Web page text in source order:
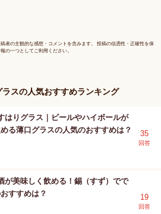
刻印 人気 ブランド
者の主観的な感想・コメントを含みます。 投稿の信憑性・正確性を保
の一つとしてご利用ください。
ラスの人気おすすめランキング
はりグラス｜ビールやハイボールが
る薄口グラスの人気のおすすめは？
35
回答
が美味しく飲める！錫（すず）でで
すすめは？
19
回答